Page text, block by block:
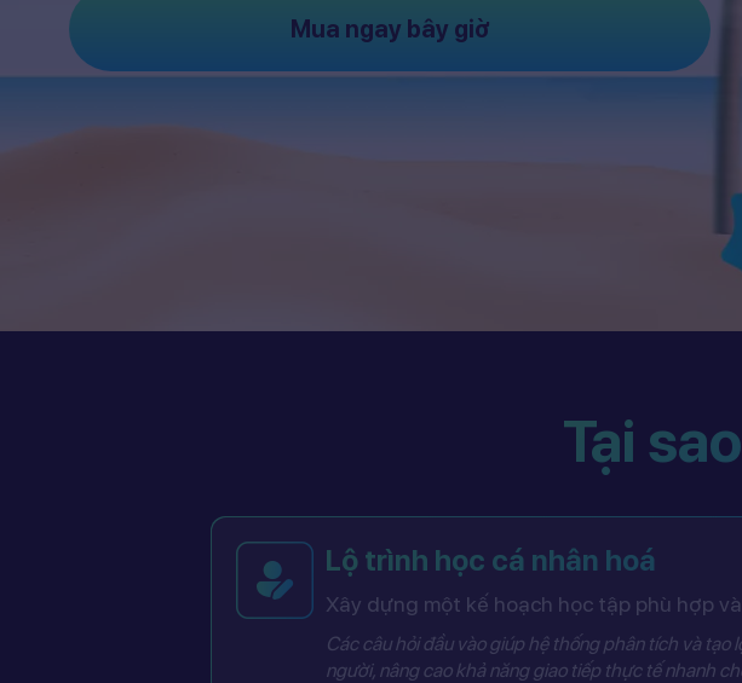
Mua ngay bây giờ
Tại
Lộ trình học cá nhân hoá
Xây dựng một kế hoạch học tập phù hợp
Các câu hỏi đầu vào giúp hệ thống phân tích và tạo
người, nâng cao khả năng giao tiếp thực tế nhanh